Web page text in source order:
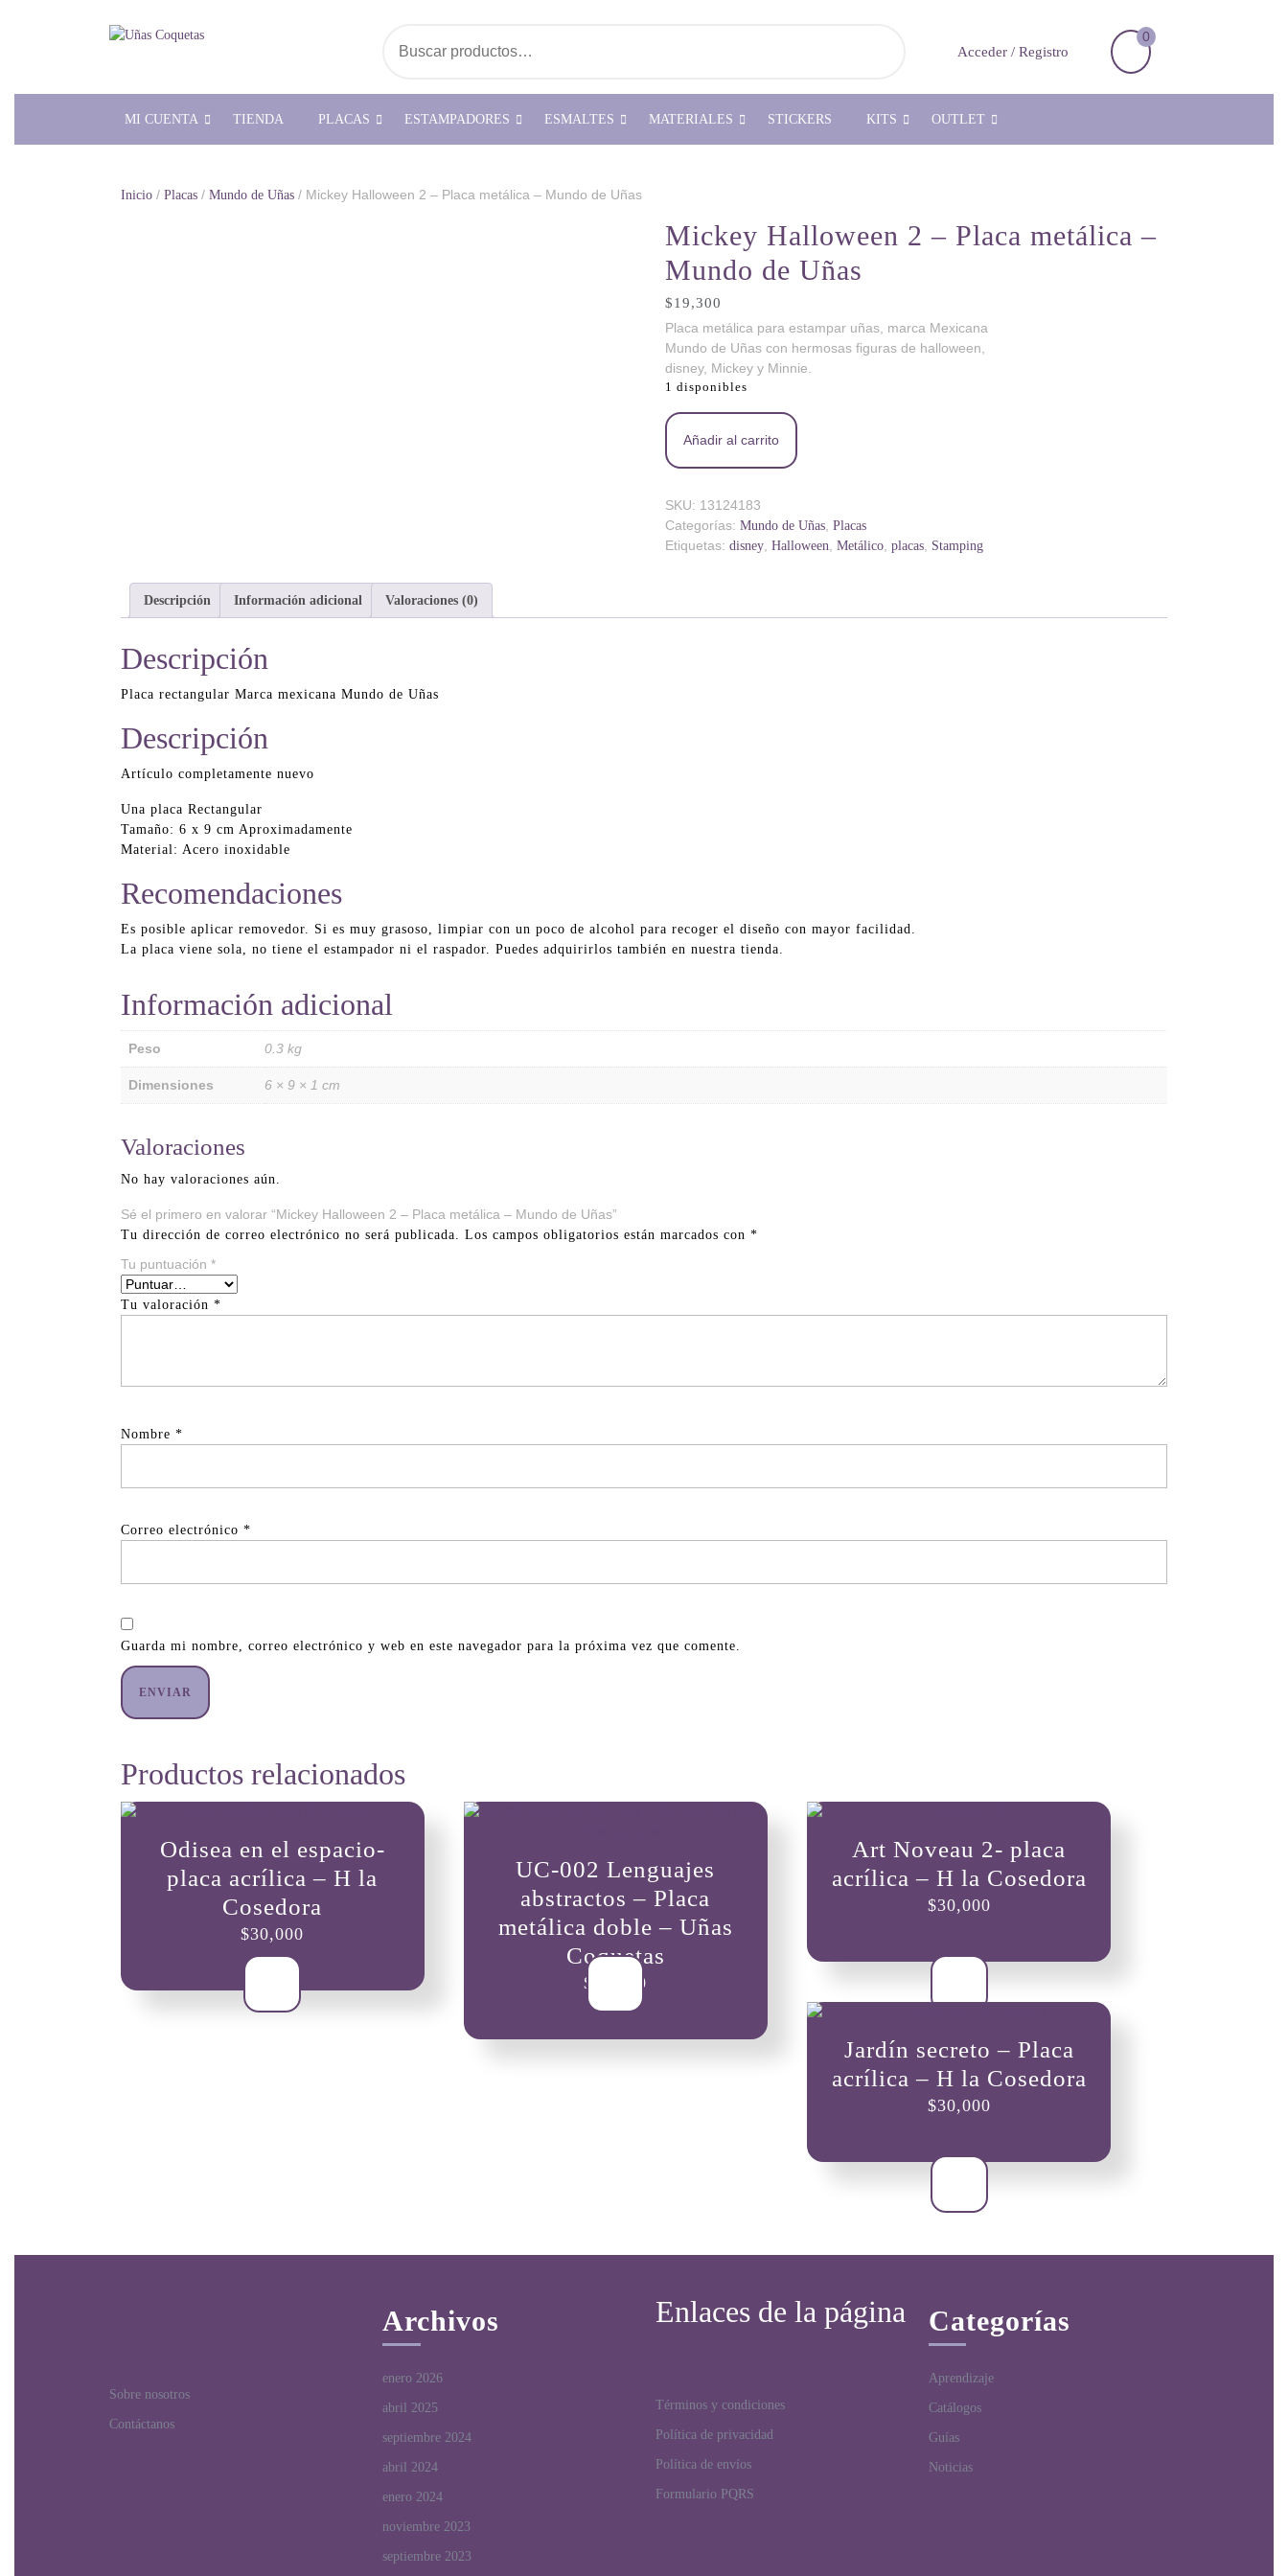
Acceder / Registro Acceder
Registro
Carrito
0
MI CUENTA TIENDA PLACAS ESTAMPADORES ESMALTES MATERIALES STICKERS KITS OUTLET
Inicio / Placas / Mundo de Uñas / Mickey Halloween 2 – Placa metálica – Mundo de Uñas
Mickey Halloween 2 – Placa metálica –
Mundo de Uñas
$19,300
Placa metálica para estampar uñas, marca Mexicana
Mundo de Uñas con hermosas figuras de halloween,
disney, Mickey y Minnie.
1 disponibles
Mickey Halloween 2 - Placa metálica - Mundo de Uñas cantidad
Añadir al carrito
SKU: 13124183
Categorías: Mundo de Uñas, Placas
Etiquetas: disney, Halloween Metálico, placas, Stamping
Descripción Información adicional Valoraciones (0)
Descripción
Placa rectangular Marca mexicana Mundo de Uñas
Descripción
Artículo completamente nuevo
Una placa Rectangular
Tamaño: 6 x 9 cm Aproximadamente
Material: Acero inoxidable
Recomendaciones
Es posible aplicar removedor. Si es muy grasoso, limpiar con un poco de alcohol para recoger el diseño con mayor facilidad.
La placa viene sola, no tiene el estampador ni el raspador. Puedes adquirirlos también en nuestra tienda.
Información adicional
Peso 0.3 kg
Dimensiones 6 × 9 × 1 cm
Valoraciones
No hay valoraciones aún.
Sé el primero en valorar “Mickey Halloween 2 – Placa metálica – Mundo de Uñas”
Tu dirección de correo electrónico no será publicada. Los campos obligatorios están marcados con *
Tu puntuación *
Tu valoración *
Nombre *
Correo electrónico *
Guarda mi nombre, correo electrónico y web en este navegador para la próxima vez que comente.
Productos relacionados
Odisea en el espacio-
placa acrílica – H la
Cosedora
$30,000
UC-002 Lenguajes
abstractos – Placa
metálica doble – Uñas
Coquetas
$ 25,000
Art Noveau 2- placa
acrílica – H la Cosedora
$30,000
Jardín secreto – Placa
acrílica – H la Cosedora
$30,000
Sobre nosotros
Contáctanos
Archivos
enero 2026
abril 2025
septiembre 2024
abril 2024
enero 2024
noviembre 2023
septiembre 2023
Enlaces de la página
Términos y condiciones
Política de privacidad
Política de envíos
Formulario PQRS
Categorías
Aprendizaje
Catálogos
Guías
Noticias